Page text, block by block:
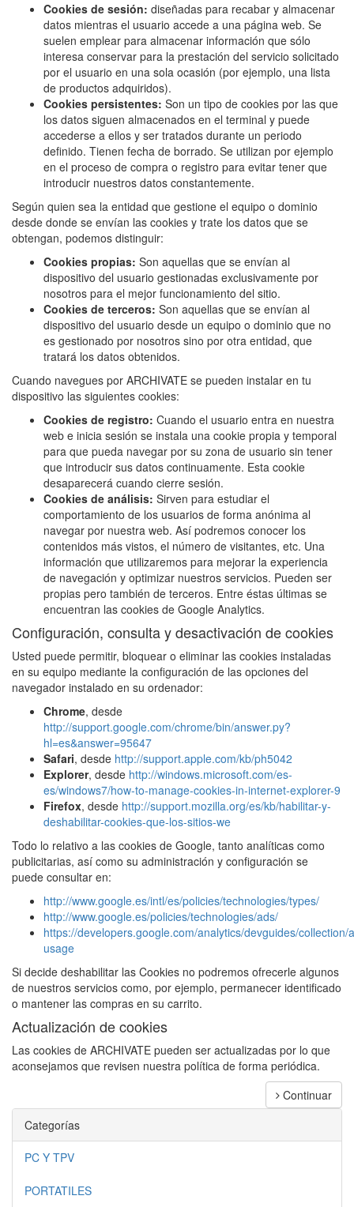
Cookies de sesión: diseñadas para recabar y almacenar
datos mientras el usuario accede a una página web. Se
suelen emplear para almacenar información que sólo
interesa conservar para la prestación del servicio solicitado
por el usuario en una sola ocasión (por ejemplo, una lista
de productos adquiridos).
Cookies persistentes: Son un tipo de cookies por las que
los datos siguen almacenados en el terminal y puede
accederse a ellos y ser tratados durante un periodo
definido. Tienen fecha de borrado. Se utilizan por ejemplo
en el proceso de compra o registro para evitar tener que
introducir nuestros datos constantemente.
Según quien sea la entidad que gestione el equipo o dominio
desde donde se envían las cookies y trate los datos que se
obtengan, podemos distinguir:
Cookies propias: Son aquellas que se envían al
dispositivo del usuario gestionadas exclusivamente por
nosotros para el mejor funcionamiento del sitio.
Cookies de terceros: Son aquellas que se envían al
dispositivo del usuario desde un equipo o dominio que no
es gestionado por nosotros sino por otra entidad, que
tratará los datos obtenidos.
Cuando navegues por ARCHIVATE se pueden instalar en tu
dispositivo las siguientes cookies:
Cookies de registro: Cuando el usuario entra en nuestra
web e inicia sesión se instala una cookie propia y temporal
para que pueda navegar por su zona de usuario sin tener
que introducir sus datos continuamente. Esta cookie
desaparecerá cuando cierre sesión.
Cookies de análisis: Sirven para estudiar el
comportamiento de los usuarios de forma anónima al
navegar por nuestra web. Así podremos conocer los
contenidos más vistos, el número de visitantes, etc. Una
información que utilizaremos para mejorar la experiencia
de navegación y optimizar nuestros servicios. Pueden ser
propias pero también de terceros. Entre éstas últimas se
encuentran las cookies de Google Analytics.
Configuración, consulta y desactivación de cookies
Usted puede permitir, bloquear o eliminar las cookies instaladas
en su equipo mediante la configuración de las opciones del
navegador instalado en su ordenador:
Chrome, desde
http://support.google.com/chrome/bin/answer.py?
hl=es&answer=95647
Safari, desde http://support.apple.com/kb/ph5042
Explorer, desde http://windows.microsoft.com/es-
es/windows7/how-to-manage-cookies-in-internet-explorer-9
Firefox, desde http://support.mozilla.org/es/kb/habilitar-y-
deshabilitar-cookies-que-los-sitios-we
Todo lo relativo a las cookies de Google, tanto analíticas como
publicitarias, así como su administración y configuración se
puede consultar en:
http://www.google.es/intl/es/policies/technologies/types/
http://www.google.es/policies/technologies/ads/
https://developers.google.com/analytics/devguides/collection/
usage
Si decide deshabilitar las Cookies no podremos ofrecerle algunos
de nuestros servicios como, por ejemplo, permanecer identificado
o mantener las compras en su carrito.
Actualización de cookies
Las cookies de ARCHIVATE pueden ser actualizadas por lo que
aconsejamos que revisen nuestra política de forma periódica.
Continuar
Categorías
PC Y TPV
PORTATILES